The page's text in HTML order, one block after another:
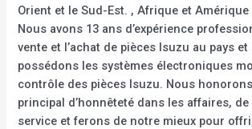
Orient et le Sud-Est. , Afrique et Amérique
Nous avons 13 ans d’expérience
vente et l’achat de pièces Isuzu au pays et
possédons les systèmes électroniques
contrôle des pièces Isuzu. Nous
principal d’honnêteté dans les affaires,
service et ferons de notre mieux pour